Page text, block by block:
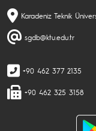
Karadeniz Teknik
sgdb@ktu.edu.tr
+90 462 377 2135
+90 462 325 3158